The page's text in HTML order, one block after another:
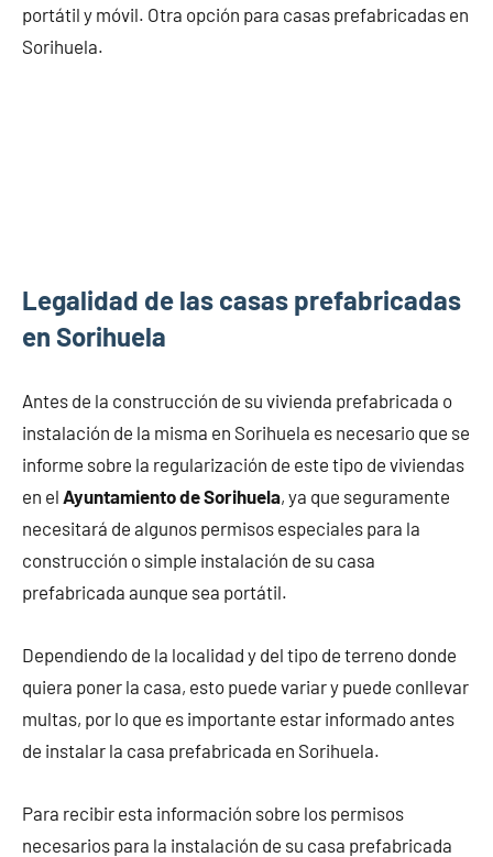
portátil y móvil. Otra opción para casas prefabricadas en
Sorihuela.
Legalidad de las casas prefabricadas
en Sorihuela
Antes de la construcción de su vivienda prefabricada o
instalación de la misma en Sorihuela es necesario que se
informe sobre la regularización de este tipo de viviendas
en el Ayuntamiento de Sorihuela, ya que seguramente
necesitará de algunos permisos especiales para la
construcción o simple instalación de su casa
prefabricada aunque sea portátil.
Dependiendo de la localidad y del tipo de terreno donde
quiera poner la casa, esto puede variar y puede conllevar
multas, por lo que es importante estar informado antes
de instalar la casa prefabricada en Sorihuela.
Para recibir esta información sobre los permisos
necesarios para la instalación de su casa prefabricada